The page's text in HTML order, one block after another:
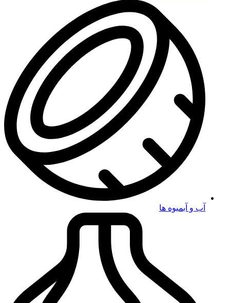
آب و آبمیوه ها